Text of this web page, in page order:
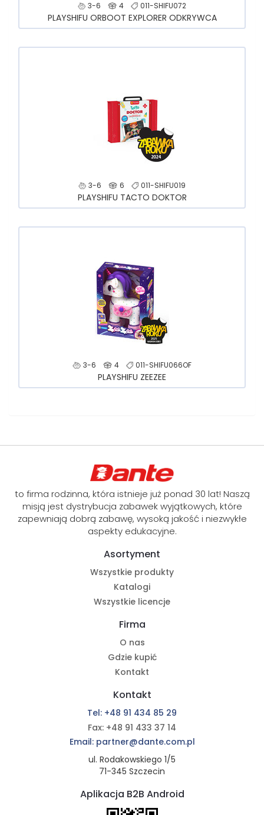
3-6 4 011-SHIFU072
PLAYSHIFU ORBOOT EXPLORER ODKRYWCA
3-6 6 011-SHIFU019
PLAYSHIFU TACTO DOKTOR
3-6 4 011-SHIFU066OF
PLAYSHIFU ZEEZEE
to firma rodzinna, która istnieje już ponad 30 lat! Naszą
misją jest dystrybucja zabawek wyjątkowych, które
zapewniają dobrą zabawę, wysoką jakość i niezwykłe
aspekty edukacyjne.
Asortyment
Wszystkie produkty
Katalogi
Wszystkie licencje
Firma
O nas
Gdzie kupić
Kontakt
Kontakt
Tel: +48 91 434 85 29
Fax: +48 91 433 37 14
Email: partner@dante.com.pl
ul. Rodakowskiego 1/5
71-345 Szczecin
Aplikacja B2B Android